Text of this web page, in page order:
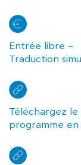
Entrée libre –
Traduction
Téléchargez le
programme en